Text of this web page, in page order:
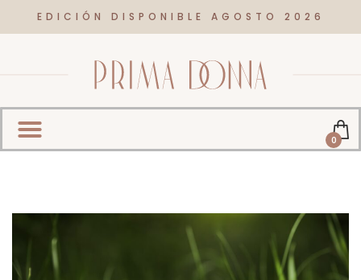
EDICIÓN DISPONIBLE AGOSTO 2026
0